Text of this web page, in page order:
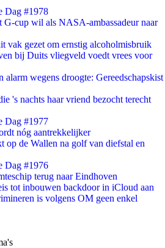
Dag #1978
G-cup wil als NASA-ambassadeur naar
vak gezet om ernstig alcoholmisbruik
bij Duits vliegveld voedt vrees voor
alarm wegens droogte: Gereedschapskist
's nachts haar vriend bezocht terecht
Dag #1977
nóg aantrekkelijker
op de Wallen na golf van diefstal en
Dag #1976
terug naar Eindhoven
tot inbouwen backdoor in iCloud aan
is volgens OM geen enkel